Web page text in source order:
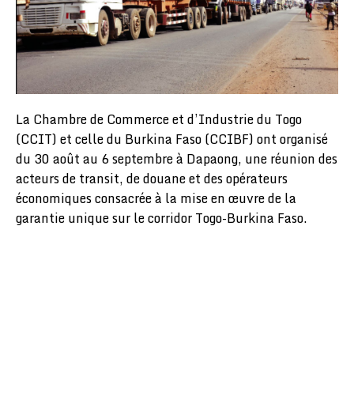
La Chambre de Commerce et d’Industrie du Togo
(CCIT) et celle du Burkina Faso (CCIBF) ont organisé
du 30 août au 6 septembre à Dapaong, une réunion des
acteurs de transit, de douane et des opérateurs
économiques consacrée à la mise en œuvre de la
garantie unique sur le corridor Togo-Burkina Faso.